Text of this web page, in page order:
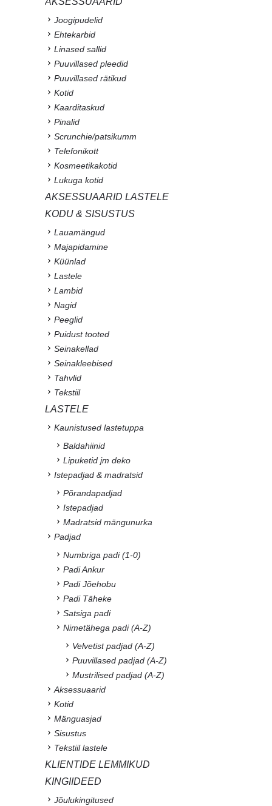
Joogipudelid
Ehtekarbid
Linased sallid
Puuvillased pleedid
Puuvillased rätikud
Kotid
Kaarditaskud
Pinalid
Scrunchie/patsikumm
Telefonikott
Kosmeetikakotid
Lukuga kotid
AKSESSUAARID LASTELE
KODU & SISUSTUS
Lauamängud
Majapidamine
Küünlad
Lastele
Lambid
Nagid
Peeglid
Puidust tooted
Seinakellad
Seinakleebised
Tahvlid
Tekstiil
LASTELE
Kaunistused lastetuppa
Baldahiinid
Lipuketid jm deko
Istepadjad & madratsid
Põrandapadjad
Istepadjad
Madratsid mängunurka
Padjad
Numbriga padi (1-0)
Padi Ankur
Padi Jõehobu
Padi Täheke
Satsiga padi
Nimetähega padi (A-Z)
Velvetist padjad (A-Z)
Puuvillased padjad (A-Z)
Mustrilised padjad (A-Z)
Aksessuaarid
Kotid
Mänguasjad
Sisustus
Tekstiil lastele
KLIENTIDE LEMMIKUD
KINGIIDEED
Jõulukingitused